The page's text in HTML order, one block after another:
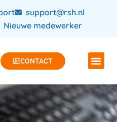
support@rsh.nl
Nieuwe medewerker
CONTACT